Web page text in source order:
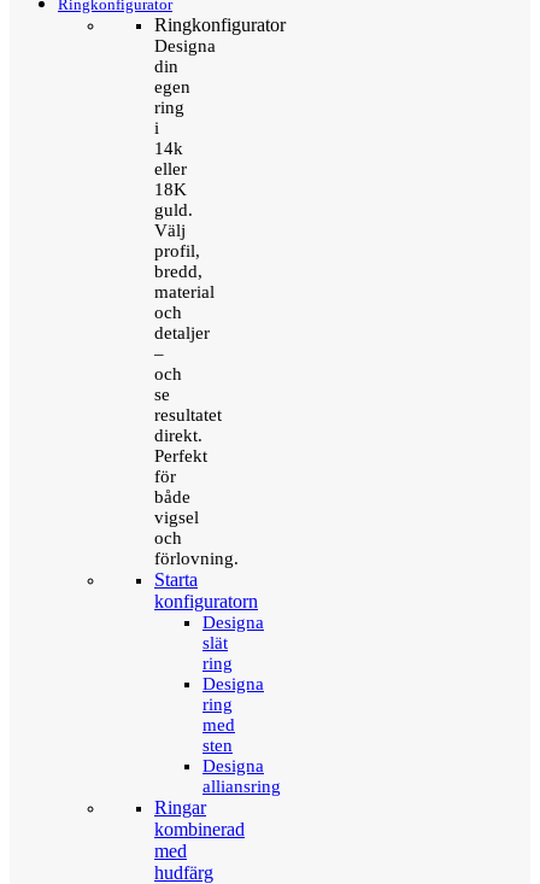
Ringkonfigurator
Ringkonfigurator
Designa
din
egen
ring
i
14k
eller
18K
guld.
Välj
profil,
bredd,
material
och
detaljer
–
och
se
resultatet
direkt.
Perfekt
för
både
vigsel
och
förlovning.
Starta
konfiguratorn
Designa
slät
ring
Designa
ring
med
sten
Designa
alliansring
Ringar
kombinerad
med
hudfärg